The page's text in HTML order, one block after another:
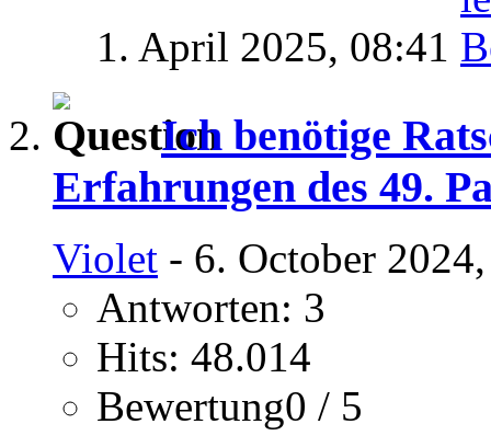
1. April 2025, 08:41
Ich benötige
Erfahrungen des 49.
Violet - 6. October
Antworten: 3
Hits: 48.014
Bewertung0 / 5